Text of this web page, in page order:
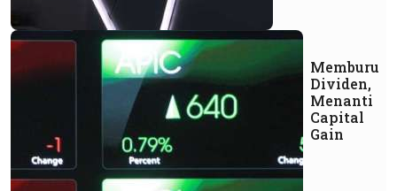
Memburu
Dividen,
Menanti
Capital
Gain